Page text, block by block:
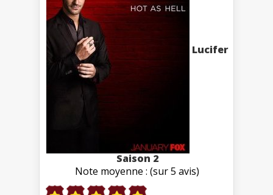
Lucifer
Saison 2
Note moyenne : (sur 5 avis)